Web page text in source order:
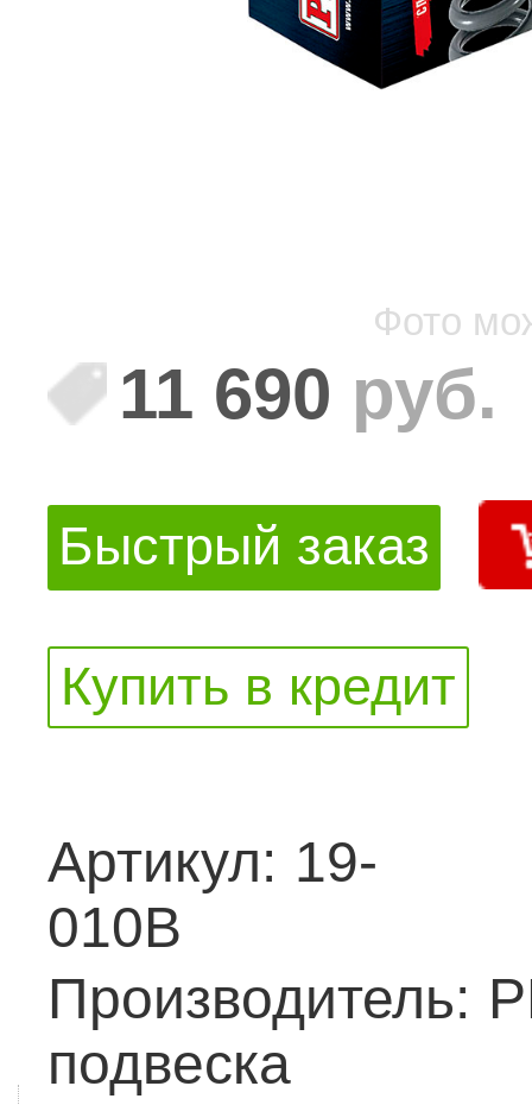
11 690 руб.
Быстрый заказ
Купить в кредит
Артикул: 19-
010B
Производитель:
подвеска
Фото